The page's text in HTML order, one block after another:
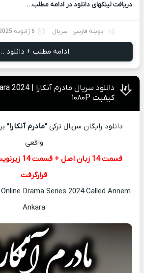
دریافت لینکهای دانلود در ادامه مطلب…
دوبله فارسی ، سریال 6 ژانویه 2025
ادامه مطلب + دانلود
کیفیت ۱۰۸۰P
دانلود رایگان سریال ترکی“مادرم آنکارا”
واقعی
قسمت 14
قرارگرفت
Drama Series 2024 Called Annem
Ankara